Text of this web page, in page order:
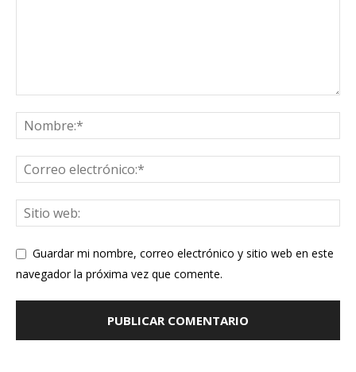
Guardar mi nombre, correo electrónico y sitio web en este
navegador la próxima vez que comente.